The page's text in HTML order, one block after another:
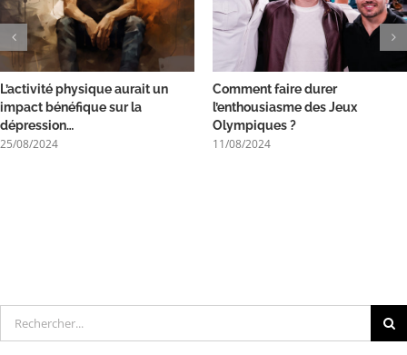
L’activité physique aurait un
impact bénéfique sur la
dépression…
25/08/2024
Comment faire durer
l’enthousiasme des Jeux
Olympiques ?
11/08/2024
Rechercher